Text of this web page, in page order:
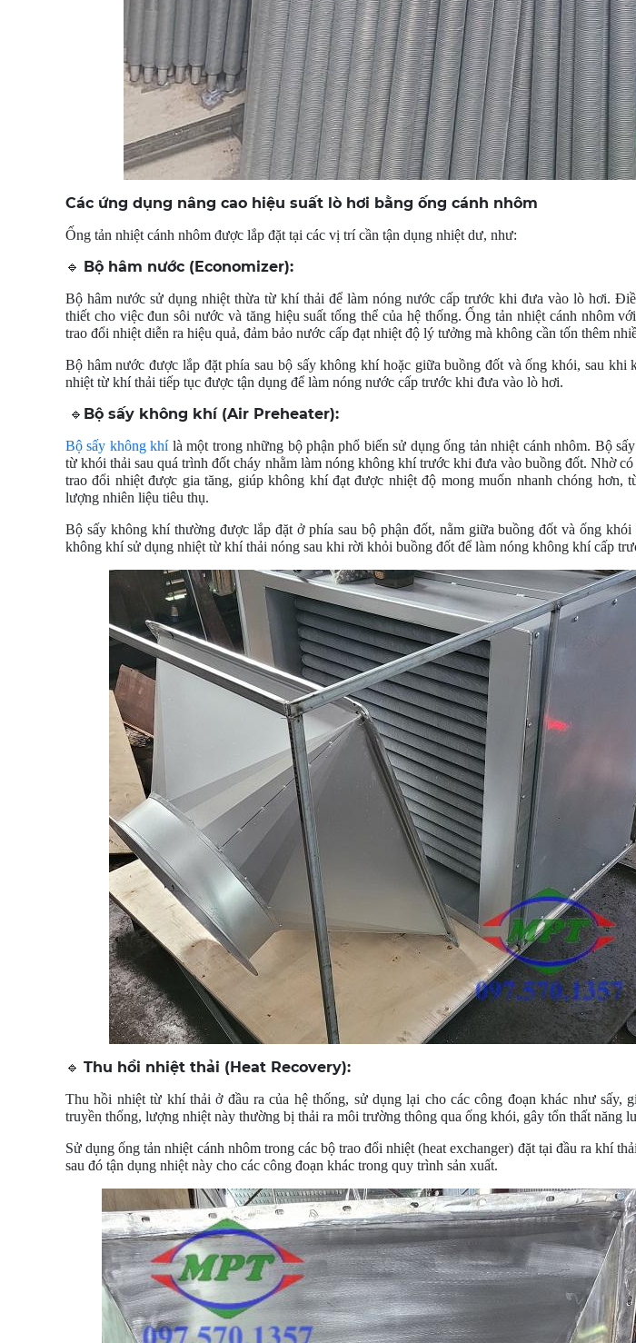
Các ứng dụng nâng cao hiệu suất lò hơi bằng ống cánh nhôm
Ống tản nhiệt cánh nhôm được lắp đặt tại các vị trí cần tận dụng nhiệt dư, như:
🔹 Bộ hâm nước (Economizer):
Bộ hâm nước sử dụng nhiệt thừa từ khí thải để làm nóng nước cấp trước khi đưa vào lò hơi.
thiết cho việc đun sôi nước và tăng hiệu suất tổng thể của hệ thống. Ống tản nhiệt cánh nhôm
trao đổi nhiệt diễn ra hiệu quả, đảm bảo nước cấp đạt nhiệt độ lý tưởng mà không cần tốn thêm
Bộ hâm nước được lắp đặt phía sau bộ sấy không khí hoặc giữa buồng đốt và ống khói, sau khi
nhiệt từ khí thải tiếp tục được tận dụng để làm nóng nước cấp trước khi đưa vào lò hơi.
🔹 Bộ sấy không khí (Air Preheater):
Bộ sấy không khílà một trong những bộ phận phổ biến sử dụng ống tản nhiệt cánh nhôm. Bộ
từ khói thải sau quá trình đốt cháy nhằm làm nóng không khí trước khi đưa vào buồng đốt. Nhờ
trao đổi nhiệt được gia tăng, giúp không khí đạt được nhiệt độ mong muốn nhanh chóng hơn,
lượng nhiên liệu tiêu thụ.
Bộ sấy không khí thường được lắp đặt ở phía sau bộ phận đốt, nằm giữa buồng đốt và ống
không khí sử dụng nhiệt từ khí thải nóng sau khi rời khỏi buồng đốt để làm nóng không khí cấp
🔹 Thu hồi nhiệt thải (Heat Recovery):
Thu hồi nhiệt từ khí thải ở đầu ra của hệ thống, sử dụng lại cho các công đoạn khác như sấy,
truyền thống, lượng nhiệt này thường bị thải ra môi trường thông qua ống khói, gây tổn thất năng
Sử dụng ống tản nhiệt cánh nhôm trong các bộ trao đổi nhiệt (heat exchanger) đặt tại đầu ra khí
sau đó tận dụng nhiệt này cho các công đoạn khác trong quy trình sản xuất.